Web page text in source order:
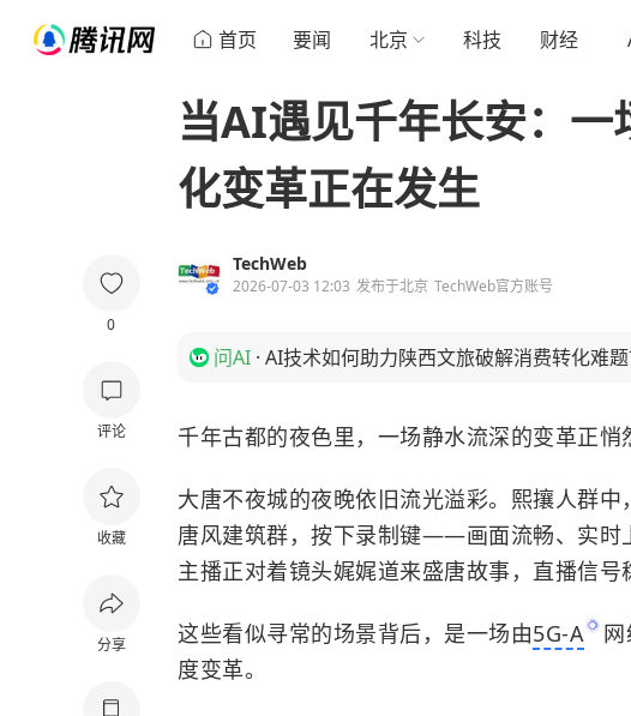
首页 要闻 北京 科技 财经
0
评论
收藏
分享
当AI遇见千年长安：一
化变革正在发生
TechWeb
2026-07-03 12:03 发布于北京 TechWeb官方账号
问AI · AI技术如何助力陕西文旅破解消费转化难题
千年古都的夜色里，一场静水流深的变革正悄
大唐不夜城的夜晚依旧流光溢彩。熙攘人群
唐风建筑群，按下录制键——画面流畅、实时
主播正对着镜头娓娓道来盛唐故事，直播信号
这些看似寻常的场景背后，是一场由5G-A
度变革。